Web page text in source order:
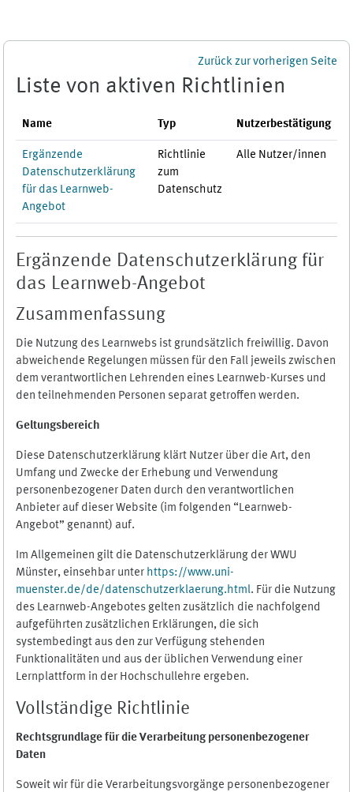
Zurück zur vorherigen Seite
Liste von aktiven Richtlinien
Name Typ Nutzerbestätigung
Ergänzende
Datenschutzerklärung
für das Learnweb-
Angebot
Richtlinie
zum
Datenschutz
Alle Nutzer/innen
Ergänzende Datenschutzerklärung für
das Learnweb-Angebot
Zusammenfassung
Die Nutzung des Learnwebs ist grundsätzlich freiwillig. Davon
abweichende Regelungen müssen für den Fall jeweils zwischen
dem verantwortlichen Lehrenden eines Learnweb-Kurses und
den teilnehmenden Personen separat getroffen werden.
Geltungsbereich
Diese Datenschutzerklärung klärt Nutzer über die Art, den
Umfang und Zwecke der Erhebung und Verwendung
personenbezogener Daten durch den verantwortlichen
Anbieter auf dieser Website (im folgenden “Learnweb-
Angebot” genannt) auf.
Im Allgemeinen gilt die Datenschutzerklärung der WWU
Münster, einsehbar unter https://www.uni-
muenster.de/de/datenschutzerklaerung.html. Für die Nutzung
des Learnweb-Angebotes gelten zusätzlich die nachfolgend
aufgeführten zusätzlichen Erklärungen, die sich
systembedingt aus den zur Verfügung stehenden
Funktionalitäten und aus der üblichen Verwendung einer
Lernplattform in der Hochschullehre ergeben.
Vollständige Richtlinie
Rechtsgrundlage für die Verarbeitung personenbezogener
Daten
Soweit wir für die Verarbeitungsvorgänge personenbezogener